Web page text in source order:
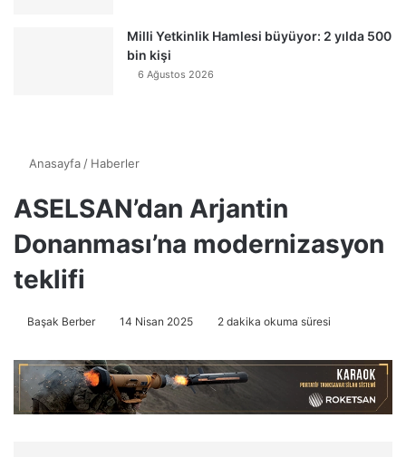
Milli Yetkinlik Hamlesi büyüyor: 2 yılda 500
bin kişi
6 Ağustos 2026